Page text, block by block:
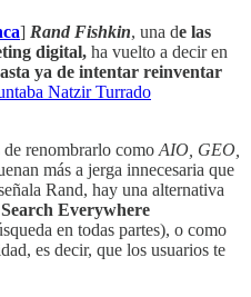
] Rand Fishkin, una de las
digital, ha vuelto a decir en
ya de intentar reinventar
Natzir Turrado
renombrarlo como AIO, GEO,
más a jerga innecesaria que
Rand, hay una alternativa
Search Everywhere
en todas partes), o como
es decir, que los usuarios te